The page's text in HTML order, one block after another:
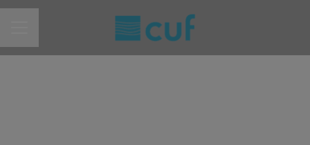
MENU DE CARREIRAS